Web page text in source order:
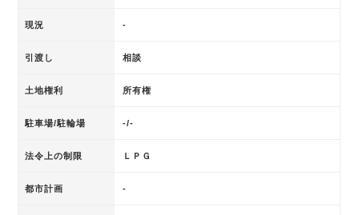
現況 -
引渡し 相談
土地権利 所有権
駐車場/駐輪場 -/-
法令上の制限 ＬＰＧ
都市計画 -